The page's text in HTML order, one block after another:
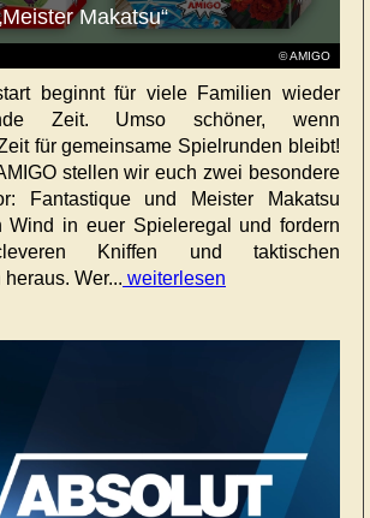
© AMIGO
Makatsu“
beginnt für viele Familien wieder
Zeit. Umso schöner, wenn
für gemeinsame Spielrunden bleibt!
stellen wir euch zwei besondere
Fantastique und Meister Makatsu
Wind in euer Spieleregal und fordern
Kniffen und taktischen
Wer... weiterlesen